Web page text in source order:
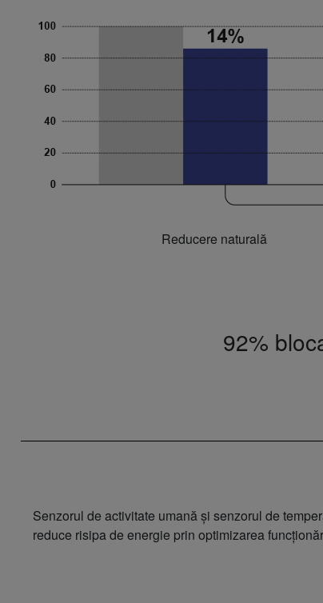
Reducere naturală
92%
Senzorul de activitate umană și senzorul de
reduce risipa de energie prin optimizarea